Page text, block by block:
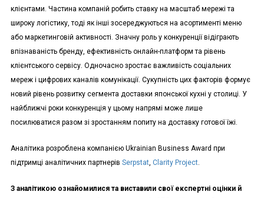
клієнтами. Частина компаній робить ставку на масштаб мережі та
широку логістику, тоді як інші зосереджуються на асортименті меню
або маркетинговій активності. Значну роль у конкуренції відіграють
впізнаваність бренду, ефективність онлайн-платформ та рівень
клієнтського сервісу. Одночасно зростає важливість соціальних
мереж і цифрових каналів комунікації. Сукупність цих факторів формує
новий рівень розвитку сегмента доставки японської кухні у столиці. У
найближчі роки конкуренція у цьому напрямі може лише
посилюватися разом зі зростанням попиту на доставку готової їжі.
Аналітика розроблена компанією Ukrainian Business Award при
підтримці аналітичних партнерів Serpstat, Clarity Project.
З аналітикою ознайомилися та виставили свої експертні оцінки й